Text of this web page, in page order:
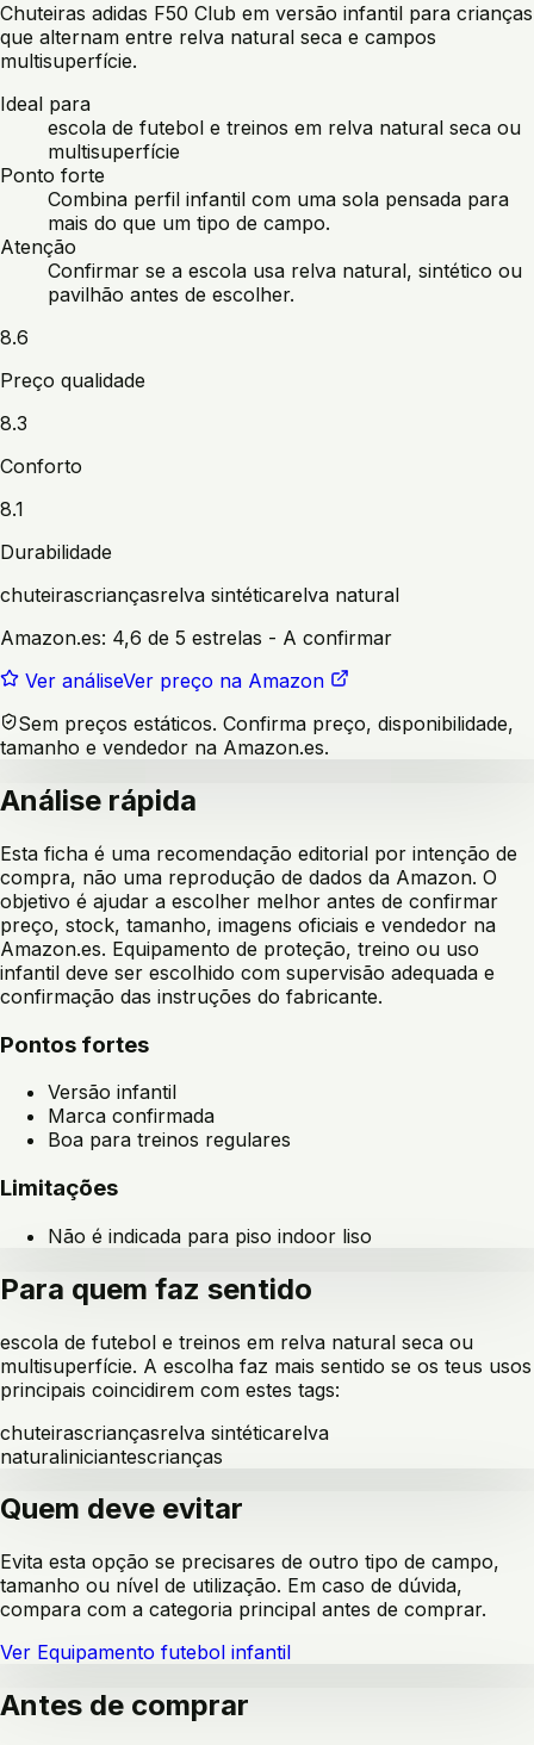
Chuteiras adidas F50 Club em versão infantil para crianças
que alternam entre relva natural seca e campos
multisuperfície.
Ideal para
escola de futebol e treinos em relva natural seca ou
multisuperfície
Ponto forte
Combina perfil infantil com uma sola pensada para
mais do que um tipo de campo.
Atenção
Confirmar se a escola usa relva natural, sintético ou
pavilhão antes de escolher.
8.6
Preço qualidade
8.3
Conforto
8.1
Durabilidade
chuteirascriançasrelva sintéticarelva natural
Amazon.es: 4,6 de 5 estrelas - A confirmar
Ver análiseVer preço na Amazon
Sem preços estáticos. Confirma preço, disponibilidade,
tamanho e vendedor na Amazon.es.
Análise rápida
Esta ficha é uma recomendação editorial por intenção de
compra, não uma reprodução de dados da Amazon. O
objetivo é ajudar a escolher melhor antes de confirmar
preço, stock, tamanho, imagens oficiais e vendedor na
Amazon.es. Equipamento de proteção, treino ou uso
infantil deve ser escolhido com supervisão adequada e
confirmação das instruções do fabricante.
Pontos fortes
Versão infantil
Marca confirmada
Boa para treinos regulares
Limitações
Não é indicada para piso indoor liso
Para quem faz sentido
escola de futebol e treinos em relva natural seca ou
multisuperfície. A escolha faz mais sentido se os teus usos
principais coincidirem com estes tags:
chuteirascriançasrelva sintéticarelva
naturaliniciantescrianças
Quem deve evitar
Evita esta opção se precisares de outro tipo de campo,
tamanho ou nível de utilização. Em caso de dúvida,
compara com a categoria principal antes de comprar.
Ver Equipamento futebol infantil
Antes de comprar